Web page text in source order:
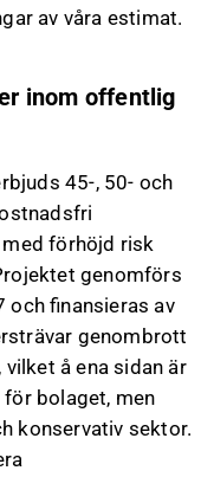
lämna feedback
av våra estimat.
inom offentlig
45-, 50- och
förhöjd risk
genomförs
och finansieras av
genombrott
å ena sidan är
bolaget, men
konservativ sektor.